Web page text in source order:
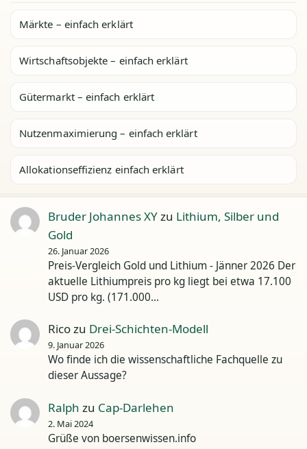
Märkte – einfach erklärt
Wirtschaftsobjekte – einfach erklärt
Gütermarkt – einfach erklärt
Nutzenmaximierung – einfach erklärt
Allokationseffizienz einfach erklärt
Bruder Johannes XYzu Lithium, Silber und
Gold
26. Januar 2026
Preis-Vergleich Gold und Lithium - Jänner 2026 Der
aktuelle Lithiumpreis pro kg liegt bei etwa 17.100
USD pro kg. (171.000…
Ricozu Drei-Schichten-Modell
9. Januar 2026
Wo finde ich die wissenschaftliche Fachquelle zu
dieser Aussage?
Ralph zu Cap-Darlehen
2. Mai 2024
Grüße von boersenwissen.info